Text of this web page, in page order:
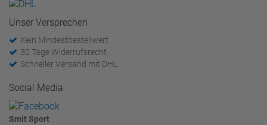
Unser Versprechen
Kein Mindestbestellwert
30 Tage Widerrufsrecht
Schneller Versand mit DHL
Social Media
Smit Sport